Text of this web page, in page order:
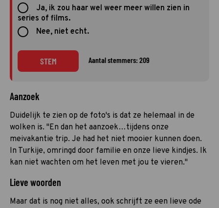
Ja, ik zou haar wel weer meer willen zien in
series of films.
Nee, niet echt.
STEM Aantal stemmers: 209
Aanzoek
Duidelijk te zien op de foto's is dat ze helemaal in de
wolken is. "En dan het aanzoek…tijdens onze
meivakantie trip. Je had het niet mooier kunnen doen.
In Turkije, omringd door familie en onze lieve kindjes. Ik
kan niet wachten om het leven met jou te vieren."
Lieve woorden
Maar dat is nog niet alles, ook schrijft ze een lieve ode